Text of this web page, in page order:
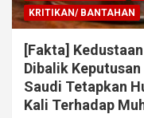
KRITIKAN/ BANTAHAN
[Fakta]
Dibalik
Saudi Tetapkan
Kali Terhadap